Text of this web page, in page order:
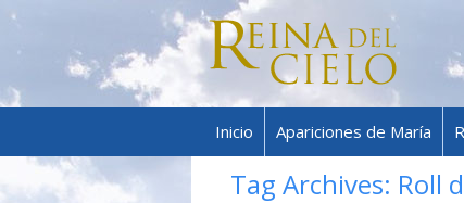
Inicio Apariciones de María
Tag Archives: Roll